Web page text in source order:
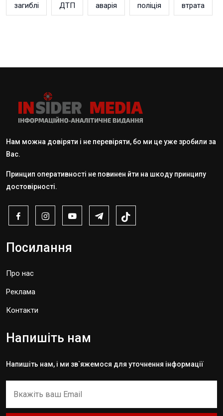
загиблі ДТП аварія поліція втрата
Нам можна довіряти і не перевіряти, бо ми це уже зробили за
Вас.
Принцип оперативності не повинен йти на шкоду принципу
достовірності.
Посилання
Про нас
Реклама
Контакти
Напишіть нам
Напишіть нам, і ми зв`яжемося для уточнення інформації